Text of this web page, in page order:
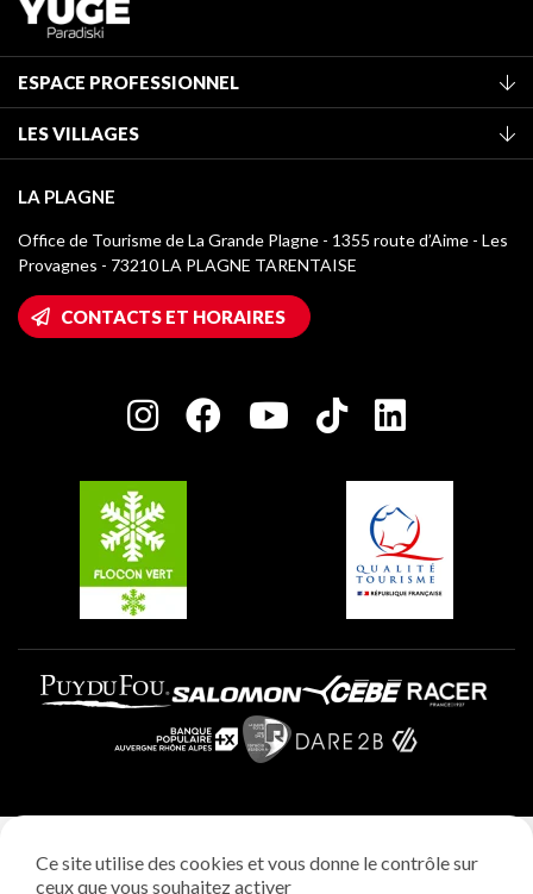
ESPACE PROFESSIONNEL
Classement des meublés
Taxe de séjour
Médiathèque
Logos La Plagne
Accès Wifi
Maison des Propriétaires
Charte des Acteurs Engagés
LES VILLAGES
Montchavin - Les Coches
Champagny-en-Vanoise
Plagne 1800
Plagne Villages
Plagne Aime 2000
LA PLAGNE
Office de Tourisme de La Grande Plagne - 1355 route d’Aime - Les
Provagnes - 73210 LA PLAGNE TARENTAISE
CONTACTS ET HORAIRES
Ce site utilise des cookies et vous donne le contrôle sur
ceux que vous souhaitez activer